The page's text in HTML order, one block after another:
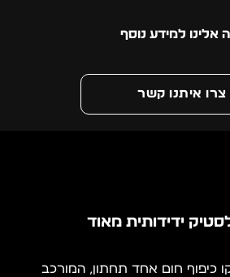
אלינו למידע נוסף
צרו איתנו קשר
ידידותית מאוד
כיפוף חום אחד תחתון, המורכב